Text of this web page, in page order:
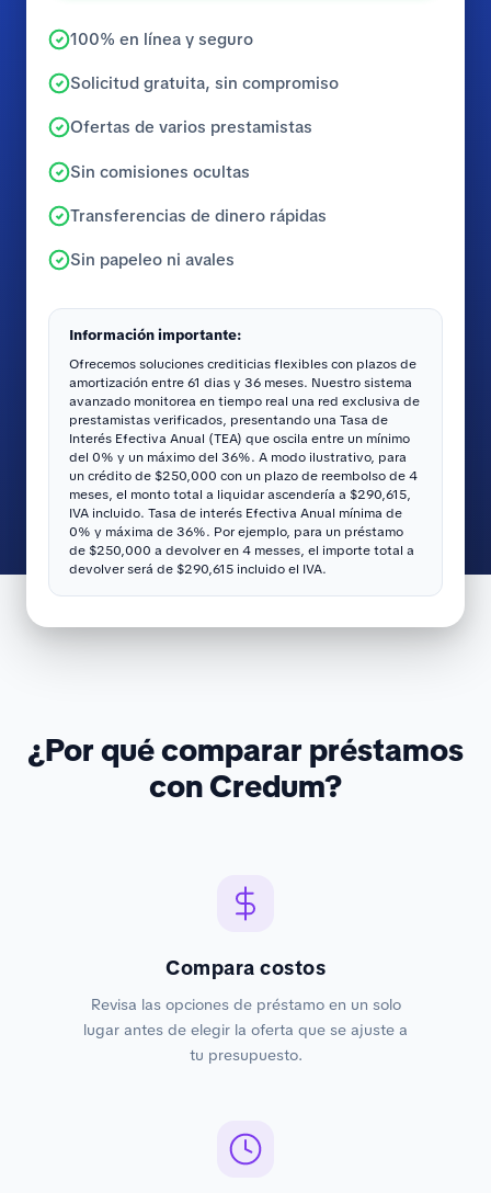
100% en línea y seguro
Solicitud gratuita, sin compromiso
Ofertas de varios prestamistas
Sin comisiones ocultas
Transferencias de dinero rápidas
Sin papeleo ni avales
Información importante:
Ofrecemos soluciones crediticias flexibles con plazos de
amortización entre 61 dias y 36 meses. Nuestro sistema
avanzado monitorea en tiempo real una red exclusiva de
prestamistas verificados, presentando una Tasa de
Interés Efectiva Anual (TEA) que oscila entre un mínimo
del 0% y un máximo del 36%. A modo ilustrativo, para
un crédito de $250,000 con un plazo de reembolso de 4
meses, el monto total a liquidar ascendería a $290,615,
IVA incluido. Tasa de interés Efectiva Anual mínima de
0% y máxima de 36%. Por ejemplo, para un préstamo
de $250,000 a devolver en 4 messes, el importe total a
devolver será de $290,615 incluido el IVA.
¿Por qué comparar préstamos
con Credum?
Compara costos
Revisa las opciones de préstamo en un solo
lugar antes de elegir la oferta que se ajuste a
tu presupuesto.